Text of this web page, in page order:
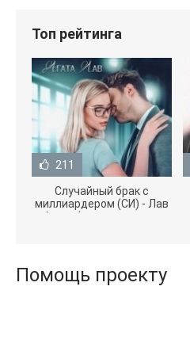
Топ рейтинга
211
Случайный брак с
миллиардером (СИ) - Лав
Агата (полная версия
Помощь проекту